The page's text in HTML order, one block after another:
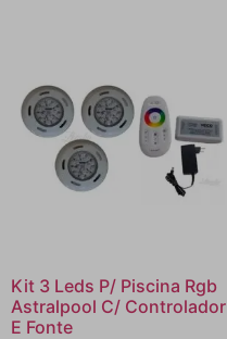
Kit 3 Leds P/ Piscina Rgb
Astralpool C/ Controlador
E Fonte